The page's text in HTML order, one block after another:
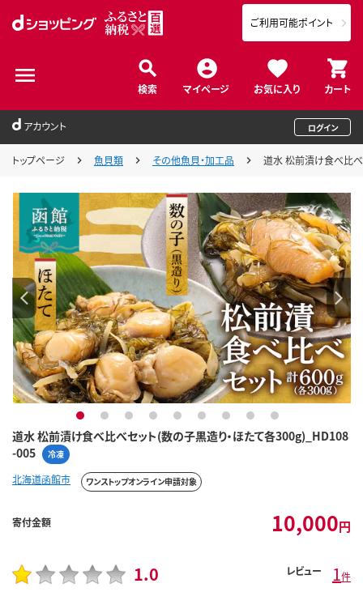
検索 マイページ お気に入り カート
ご利用可能ポイント
アカウント ログイン
トップページ 魚貝類 その他魚貝・加工品 道水 松前漬け食べ比
道水 松前漬け食べ比べセット(数の子黒造り・ほたて各300g)_HD108
-005
冷凍
1 2 3 4 5 6 7 8 9
北海道函館市 ワンストップオンライン申請対象
寄付金額 10,000円
1.0 レビュー 1件